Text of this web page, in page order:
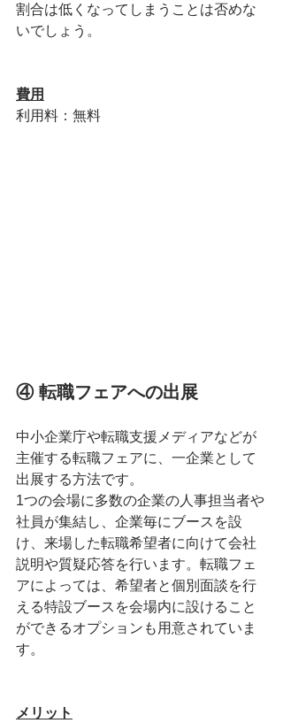
割合は低くなってしまうことは否めな
いでしょう。
費用
利用料：無料
④ 転職フェアへの出展
中小企業庁や転職支援メディアなどが
主催する転職フェアに、一企業として
出展する方法です。
1つの会場に多数の企業の人事担当者や
社員が集結し、企業毎にブースを設
け、来場した転職希望者に向けて会社
説明や質疑応答を行います。転職フェ
アによっては、希望者と個別面談を行
える特設ブースを会場内に設けること
ができるオプションも用意されていま
す。
メリット